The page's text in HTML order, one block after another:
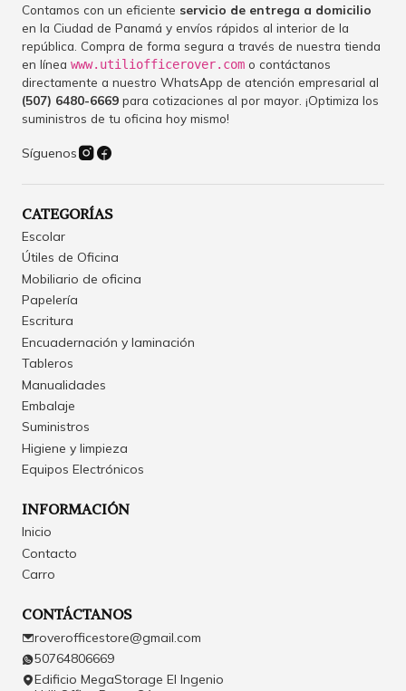
Contamos con un eficiente servicio de entrega a domicilio
en la Ciudad de Panamá y envíos rápidos al interior de la
república. Compra de forma segura a través de nuestra tienda
en línea www.utiliofficerover.com o contáctanos
directamente a nuestro WhatsApp de atención empresarial al
(507) 6480-6669 para cotizaciones al por mayor. ¡Optimiza los
suministros de tu oficina hoy mismo!
Síguenos
CATEGORÍAS
Escolar
Útiles de Oficina
Mobiliario de oficina
Papelería
Escritura
Encuadernación y laminación
Tableros
Manualidades
Embalaje
Suministros
Higiene y limpieza
Equipos Electrónicos
INFORMACIÓN
Inicio
Contacto
Carro
CONTÁCTANOS
roverofficestore@gmail.com
50764806669
Edificio MegaStorage El Ingenio